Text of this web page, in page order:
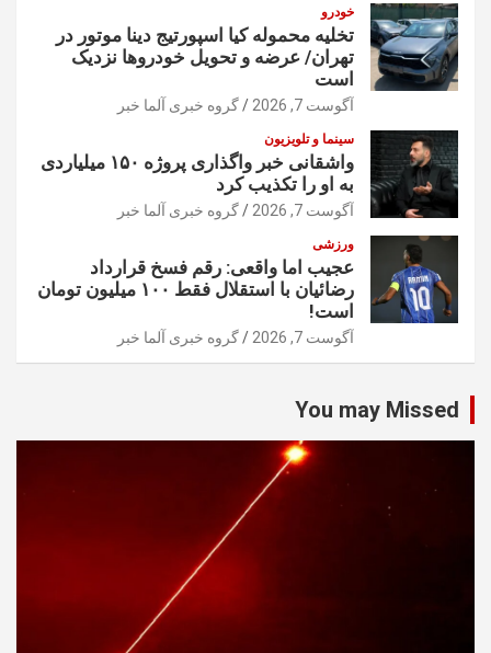
خودرو
تخلیه محموله کیا اسپورتیج دینا موتور در
تهران/ عرضه و تحویل خودروها نزدیک
است
آگوست 7, 2026 گروه خبری آلما خبر
سینما و تلویزیون
واشقانی خبر واگذاری پروژه ۱۵۰ میلیاردی
به او را تکذیب کرد
آگوست 7, 2026 گروه خبری آلما خبر
ورزشی
عجیب اما واقعی: رقم فسخ قرارداد
رضائیان با استقلال فقط ۱۰۰ میلیون تومان
است!
آگوست 7, 2026 گروه خبری آلما خبر
You may Missed